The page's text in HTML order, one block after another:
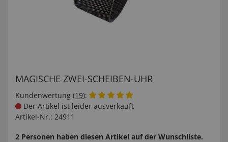
MAGISCHE ZWEI-SCHEIBEN-UHR
Kundenwertung (19):
Der Artikel ist leider ausverkauft
Artikel-Nr.: 24911
2 Personen haben diesen Artikel auf der Wunschliste.